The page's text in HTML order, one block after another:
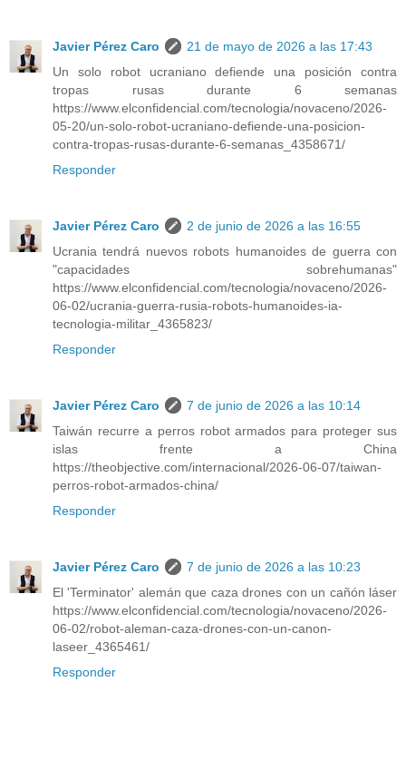
Javier Pérez Caro
21 de mayo de 2026 a las 17:43
Un solo robot ucraniano defiende una posición contra
tropas rusas durante 6 semanas
https://www.elconfidencial.com/tecnologia/novaceno/2026-
05-20/un-solo-robot-ucraniano-defiende-una-posicion-
contra-tropas-rusas-durante-6-semanas_4358671/
Responder
Javier Pérez Caro
2 de junio de 2026 a las 16:55
Ucrania tendrá nuevos robots humanoides de guerra con
"capacidades sobrehumanas"
https://www.elconfidencial.com/tecnologia/novaceno/2026-
06-02/ucrania-guerra-rusia-robots-humanoides-ia-
tecnologia-militar_4365823/
Responder
Javier Pérez Caro
7 de junio de 2026 a las 10:14
Taiwán recurre a perros robot armados para proteger sus
islas frente a China
https://theobjective.com/internacional/2026-06-07/taiwan-
perros-robot-armados-china/
Responder
Javier Pérez Caro
7 de junio de 2026 a las 10:23
El 'Terminator' alemán que caza drones con un cañón láser
https://www.elconfidencial.com/tecnologia/novaceno/2026-
06-02/robot-aleman-caza-drones-con-un-canon-
laseer_4365461/
Responder